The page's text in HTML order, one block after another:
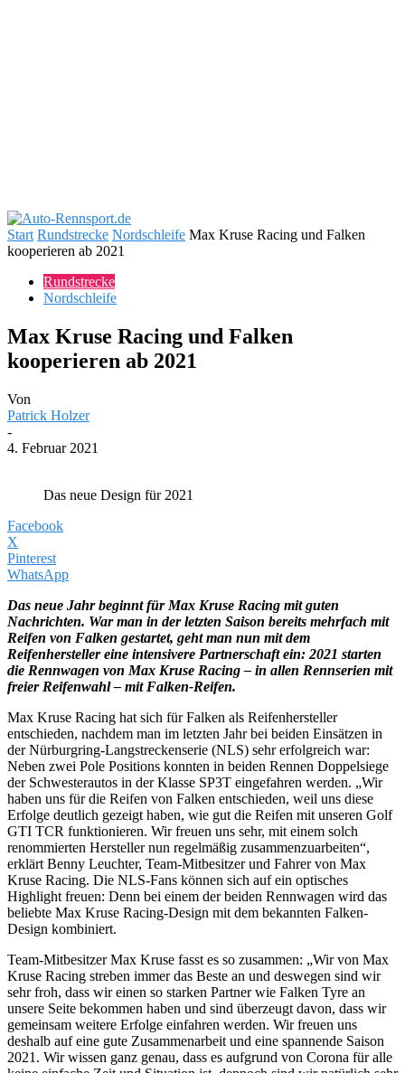
Start Rundstrecke Nordschleife Max Kruse Racing und Falken
kooperieren ab 2021
Rundstrecke
Nordschleife
Max Kruse Racing und Falken
kooperieren ab 2021
Von
Patrick Holzer
-
4. Februar 2021
Das neue Design für 2021
Facebook
X
Pinterest
WhatsApp
Das neue Jahr beginnt für Max Kruse Racing mit guten
Nachrichten. War man in der letzten Saison bereits mehrfach mit
Reifen von Falken gestartet, geht man nun mit dem
Reifenhersteller eine intensivere Partnerschaft ein: 2021 starten
die Rennwagen von Max Kruse Racing – in allen Rennserien mit
freier Reifenwahl – mit Falken-Reifen.
Max Kruse Racing hat sich für Falken als Reifenhersteller
entschieden, nachdem man im letzten Jahr bei beiden Einsätzen in
der Nürburgring-Langstreckenserie (NLS) sehr erfolgreich war:
Neben zwei Pole Positions konnten in beiden Rennen Doppelsiege
der Schwesterautos in der Klasse SP3T eingefahren werden. „Wir
haben uns für die Reifen von Falken entschieden, weil uns diese
Erfolge deutlich gezeigt haben, wie gut die Reifen mit unseren Golf
GTI TCR funktionieren. Wir freuen uns sehr, mit einem solch
renommierten Hersteller nun regelmäßig zusammenzuarbeiten“,
erklärt Benny Leuchter, Team-Mitbesitzer und Fahrer von Max
Kruse Racing. Die NLS-Fans können sich auf ein optisches
Highlight freuen: Denn bei einem der beiden Rennwagen wird das
beliebte Max Kruse Racing-Design mit dem bekannten Falken-
Design kombiniert.
Team-Mitbesitzer Max Kruse fasst es so zusammen: „Wir von Max
Kruse Racing streben immer das Beste an und deswegen sind wir
sehr froh, dass wir einen so starken Partner wie Falken Tyre an
unsere Seite bekommen haben und sind überzeugt davon, dass wir
gemeinsam weitere Erfolge einfahren werden. Wir freuen uns
deshalb auf eine gute Zusammenarbeit und eine spannende Saison
2021. Wir wissen ganz genau, dass es aufgrund von Corona für alle